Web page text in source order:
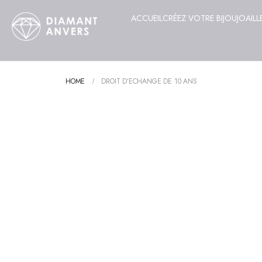
ACCUEILCRÉEZ VOTRE BIJOU
HOME DROIT D’ECHANGE DE 10 ANS